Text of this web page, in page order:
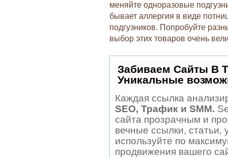
меняйте одноразовые
бывает аллергия в виде
подгузников. Попробуйте
выбор этих товаров очень
Забиваем Сайты В
Уникальные
Каждая ссылка
SEO, Трафик и SMM.
сайта прозрачным и
вечные ссылки, статьи,
используйте по
продвижения вашего